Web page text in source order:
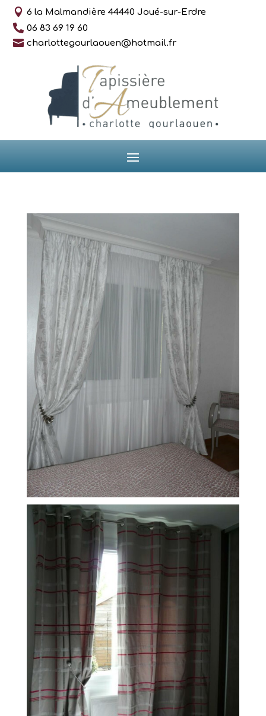
 6 la Malmandière 44440 Joué-sur-Erdre
 06 83 69 19 60
 charlottegourlaouen@hotmail.fr